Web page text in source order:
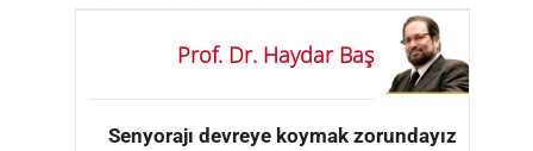
Prof. Dr. Haydar Baş
Senyorajı devreye koymak zorundayız